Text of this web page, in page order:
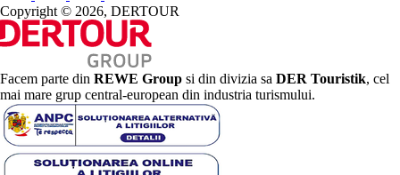
Copyright © 2026, DERTOUR
Facem parte din REWE Group si din divizia sa DER Touristik, cel
mai mare grup central-european din industria turismului.